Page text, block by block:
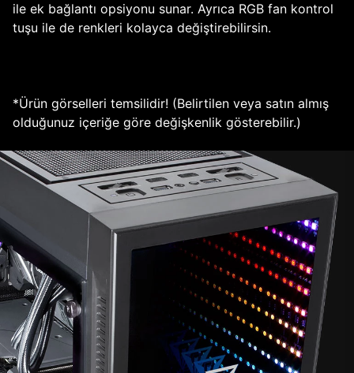
ile ek bağlantı opsiyonu sunar. Ayrıca RGB fan kontrol
tuşu ile de renkleri kolayca değiştirebilirsin.
*Ürün görselleri temsilidir! (Belirtilen veya satın almış
olduğunuz içeriğe göre değişkenlik gösterebilir.)